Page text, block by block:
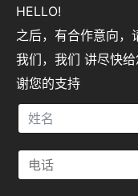
HELLO!
之后，有合作意向，
我们，我们 讲尽快
谢您的支持